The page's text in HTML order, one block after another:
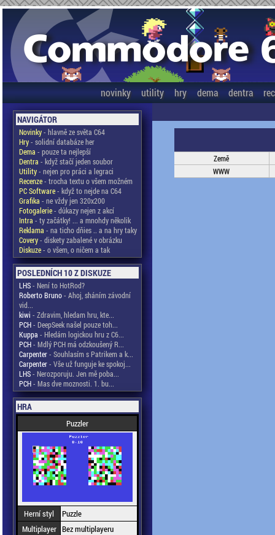
novinky utility hry dema dentra
NAVIGÁTOR
Novinky- hlavně ze světa C64
Hry- solidní databáze her
Dema - pouze ta nejlepší
Dentra - když stačí jeden soubor
Utility- nejen pro práci a legraci
Recenze- trocha textu o všem možném
PC Software- když to nejde na C64
Grafika - ne vždy jen 320x200
Fotogalerie- důkazy nejen z akcí
Intra - ty začátky! ... a mnohdy několik
Reklama - na ticho dňies .. a na hry taky
Covery- diskety zabalené v obrázku
Diskuze- o všem, o ničem a tak
POSLEDNÍCH 10 Z DISKUZE
LHS- Není to HotRod?
Roberto Bruno- Ahoj, sháním závodní
vid...
kiwi - Zdravim, hledam hru, kte...
PCH- DeepSeek našel pouze toh...
Kuppa - Hledám logickou hru z C6...
PCH- Mdlý PCH má odzkoušený R...
Carpenter- Souhlasím s Patrikem a k...
Carpenter- Vše už funguje ke spokoj...
LHS- Nerozporuju. Jen mě poba...
PCH- Mas dve moznosti. 1. bu...
HRA
Puzzler
Herní styl
Puzzle
Multiplayer Bez multiplayeru
Země
WWW